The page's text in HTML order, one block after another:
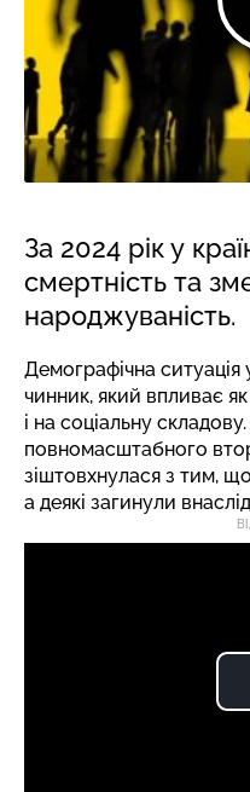
За 2024 рік у
смертність та
народжуваність.
Демографічна
чинник, який впливає
і на соціальну
повномасштабного
зіштовхнулася з тим,
а деякі загинули